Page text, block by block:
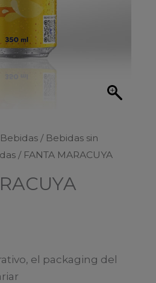
Bebidas/ Bebidas sin
/ FANTA MARACUYA
el packaging del